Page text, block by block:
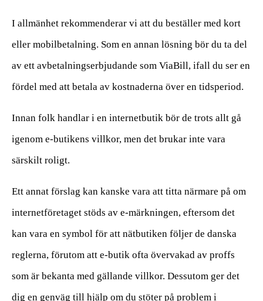
I allmänhet rekommenderar vi att du beställer med kort
eller mobilbetalning. Som en annan lösning bör du ta del
av ett avbetalningserbjudande som ViaBill, ifall du ser en
fördel med att betala av kostnaderna över en tidsperiod.
Innan folk handlar i en internetbutik bör de trots allt gå
igenom e-butikens villkor, men det brukar inte vara
särskilt roligt.
Ett annat förslag kan kanske vara att titta närmare på om
internetföretaget stöds av e-märkningen, eftersom det
kan vara en symbol för att nätbutiken följer de danska
reglerna, förutom att e-butik ofta övervakad av proffs
som är bekanta med gällande villkor. Dessutom ger det
dig en genväg till hjälp om du stöter på problem i